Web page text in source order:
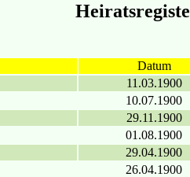
Datum
11.03.1900
10.07.1900
29.11.1900
01.08.1900
29.04.1900
26.04.1900